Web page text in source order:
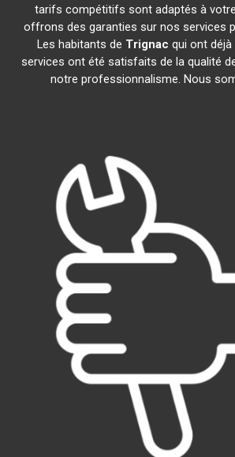
tarifs compétitifs sont adaptés à
offrons des garanties sur nos services
Les habitants de Trignac qui ont
services ont été satisfaits de la qualité
notre professionnalisme. Nous